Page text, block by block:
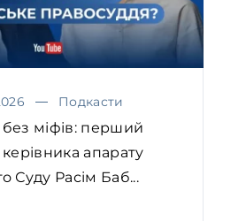
Подкасти
міфів: перший
апарату
Суду Расім Баб...